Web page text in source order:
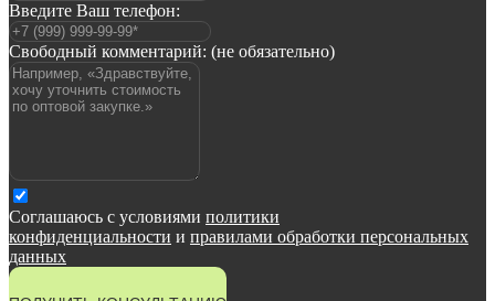
Введите Ваш телефон:
Свободный комментарий: (не обязательно)
Соглашаюсь с условиями политики
конфиденциальности и правилами обработки персональных
данных